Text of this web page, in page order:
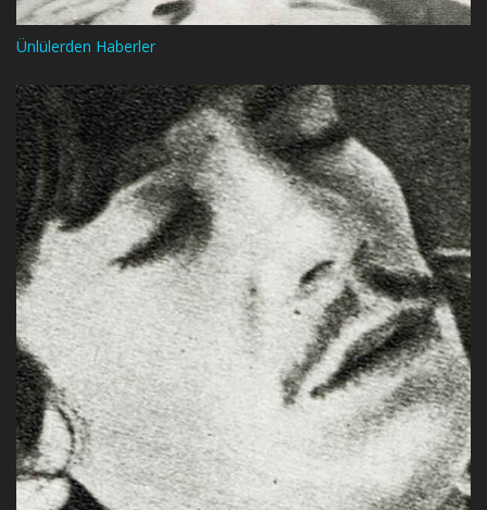
Ünlülerden Haberler